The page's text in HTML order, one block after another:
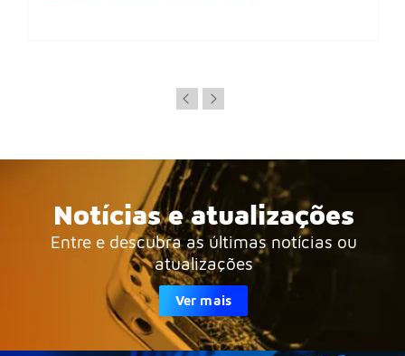
Notícias e atualizações
Entre e descubra as últimas notícias ou
atualizações
Ver mais